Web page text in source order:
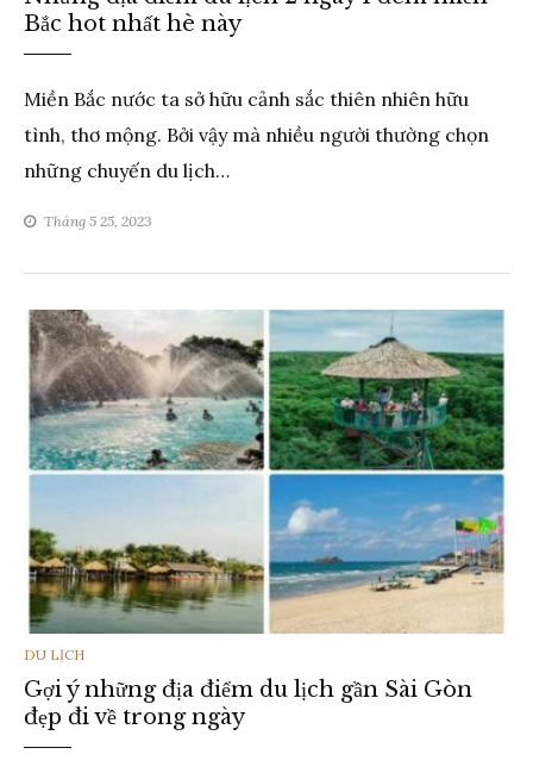
Bắc hot nhất hè này
Miền Bắc nước ta sở hữu cảnh sắc thiên nhiên hữu
tình, thơ mộng. Bởi vậy mà nhiều người thường chọn
những chuyến du lịch…
Tháng 5 25, 2023
THỂ
LOẠI
DU LỊCH
Gợi ý những địa điểm du lịch gần Sài Gòn
đẹp đi về trong ngày